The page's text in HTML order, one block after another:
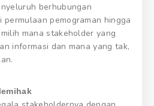
berhubungan
permulaan pemograman hingga
mana stakeholder yang
informasi dan mana yang tak,